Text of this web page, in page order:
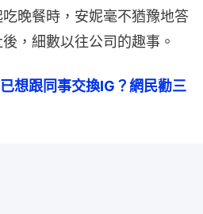
晚餐時，安妮毫不猶豫地答
，細數以往公司的趣事。
想跟同事交換IG？網民勸三